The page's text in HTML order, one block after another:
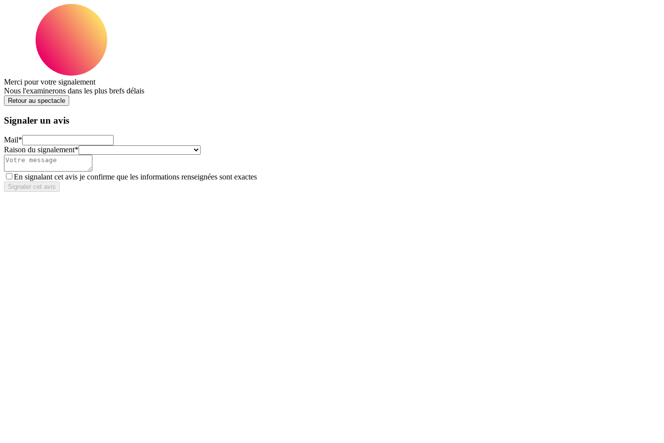
Merci pour votre signalement
Nous l'examinerons dans les plus brefs délais
Retour au spectacle
Signaler un avis
Mail*
Raison du signalement*
En signalant cet avis je confirme que les informations renseignées sont exactes
Signaler cet avis